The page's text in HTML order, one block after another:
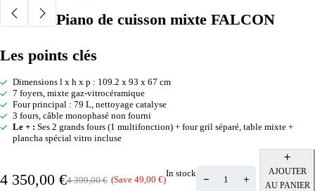
Piano de cuisson mixte FALCON
Les points clés
Dimensions l x h x p : 109.2 x 93 x 67 cm
7 foyers, mixte gaz-vitrocéramique
Four principal : 79 L, nettoyage catalyse
3 fours, câble monophasé non fourni
Le + : Ses 2 grands fours (1 multifonction) + four gril séparé, table mixte +
plancha spécial vitro incluse
4 399,00€
4 350,00 € (Save 49,00 €)
In stock
AJOUTER
AU PANIER